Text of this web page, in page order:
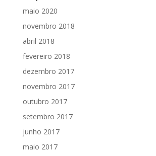
maio 2020
novembro 2018
abril 2018
fevereiro 2018
dezembro 2017
novembro 2017
outubro 2017
setembro 2017
junho 2017
maio 2017